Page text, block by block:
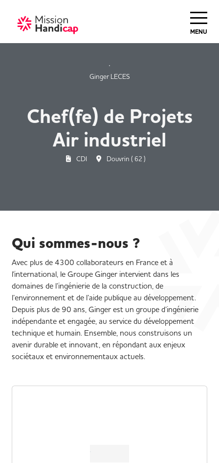
MENU
Ginger LECES
Chef(fe) de Projets
Air industriel
CDI Douvrin ( 62 )
Qui sommes-nous ?
Avec plus de 4300 collaborateurs en France et à
l'international, le Groupe Ginger intervient dans les
domaines de l’ingénierie de la construction, de
l’environnement et de l’aide publique au développement.
Depuis plus de 90 ans, Ginger est un groupe d’ingénierie
indépendante et engagée, au service du développement
technique et humain. Ensemble, nous construisons un
avenir durable et innovant, en répondant aux enjeux
sociétaux et environnementaux actuels.